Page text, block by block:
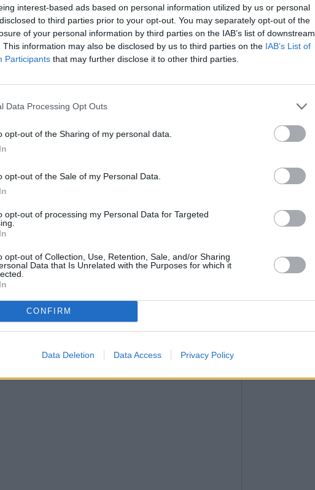
interest-based ads based on personal information utilized by us or personal
to third parties prior to your opt-out. You may separately opt-out of the
of your personal information by third parties on the IAB’s list of downstream
This information may also be disclosed by us to third parties on the IAB’s List of
Participants that may further disclose it to other third parties.
Data Processing Opt Outs
opt-out of the Sharing of my personal data.
opt-out of the Sale of my Personal Data.
opt-out of processing my Personal Data for Targeted
opt-out of Collection, Use, Retention, Sale, and/or Sharing
Data that Is Unrelated with the Purposes for which it
CONFIRM
Data Deletion Data Access Privacy Policy
valer sus derechos ante el administrador concursal
de lo Mercantil de la capital valenciana”,
se estudian diversas opciones, dentro del plazo de
en la causa. “No es la noticia más
de que esta empresa invirtiera en
su vez, que se trata de una oportunidad para que,
de la Junta, o bien con la intervención
pueda recuperar ese terreno al patrimonio
que el pliego de condiciones del proceso de venta
el precio de los terrenos en caso de una
su compromiso de inversión, lo que
habrá que estudiar en detalle, barajándose
de que la empresa mantiene una serie de cargas,
euros en derramas de la junta de compensación
nunca abonó. Por último, recordó que la venta de
muy buenas respecto al precio.